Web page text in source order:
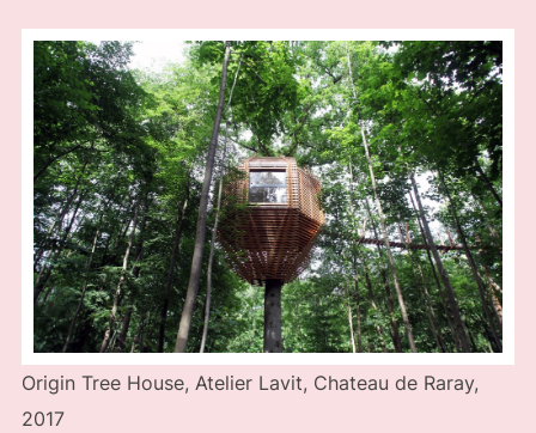
Origin Tree House, Atelier Lavit, Chateau de Raray,
2017